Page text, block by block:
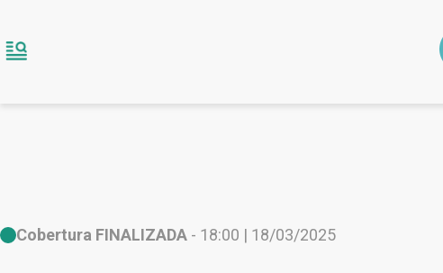
Cobertura FINALIZADA - 18:00 | 18/03/2025